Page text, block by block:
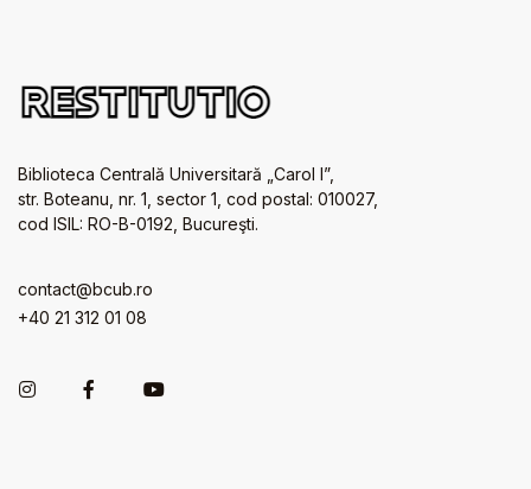
Biblioteca Centrală Universitară „Carol I”,
str. Boteanu, nr. 1, sector 1, cod postal: 010027,
cod ISIL: RO-B-0192, Bucureşti.
contact@bcub.ro
+40 21 312 01 08